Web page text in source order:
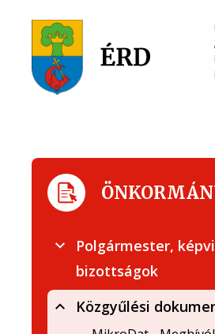
Polgármester,
bizottságok
Közgyűlési